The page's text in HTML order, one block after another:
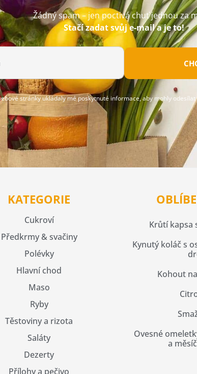
Žádný spam – jen poctivá chuť jednou za
Stačí zadat svůj e-mail a je to!
stránky ukládaly mé poskytnuté informace, aby mohly odesílat
KATEGORIE
Cukroví
Předkrmy & svačiny
Polévky
Hlavní chod
Maso
Ryby
Těstoviny a rizota
Saláty
Dezerty
Přílohy a pečivo
Krůtí kapsa
Kynutý koláč s
Kohout
Ovesné
a